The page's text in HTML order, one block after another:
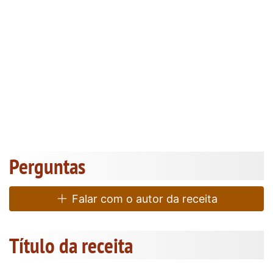
Perguntas
Falar com o autor da receita
Título da receita